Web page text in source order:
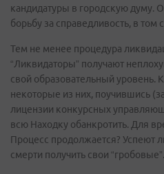
кандидатуры в городскую думу.
борьбу за справедливость, в
Тем не менее процедура
“Ликвидаторы” получают
свой образовательный уровень.
некоторые из них, поучившись
лицензии конкурсных
всю Находку обанкротить. Для
Процесс продолжается? Успеют
смерти получить свои